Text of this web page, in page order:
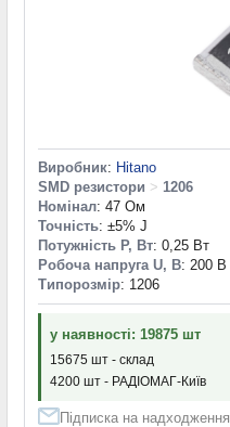
Виробник: Hitano
SMD резистори > 1206
Номінал: 47 Ом
Точність: ±5% J
Потужність P, Вт: 0,25 Вт
Робоча напруга U, В: 200 В
Типорозмір: 1206
у наявності: 19875 шт
15675 шт - склад
4200 шт - РАДІОМАГ-Київ
Підписка на надходження